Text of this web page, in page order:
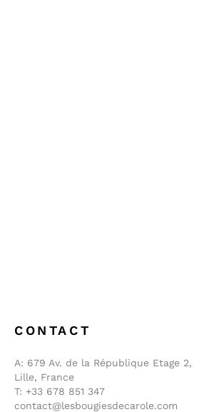
CONTACT
A: 679 Av. de la République Etage 2,
Lille, France
T: +33 678 851 347
contact@lesbougiesdecarole.com